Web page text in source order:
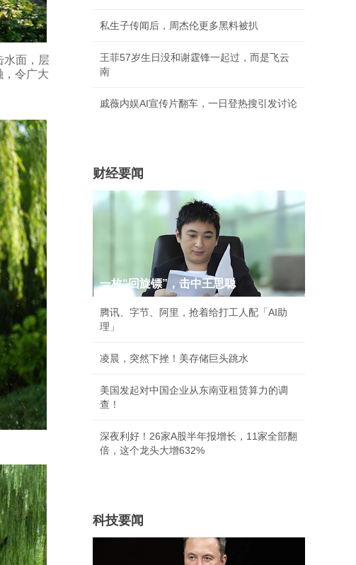
水面，层
，令广大
私生子传闻后，周杰伦更多黑料被扒
王菲57岁生日没和谢霆锋一起过，而是飞云
南
戚薇内娱AI宣传片翻车，一日登热搜引发讨论
财经要闻
一枚“回旋镖”，击中王思聪
腾讯、字节、阿里，抢着给打工人配「AI助
理」
凌晨，突然下挫！美存储巨头跳水
美国发起对中国企业从东南亚租赁算力的调
查！
深夜利好！26家A股半年报增长，11家全部翻
倍，这个龙头大增632%
科技要闻